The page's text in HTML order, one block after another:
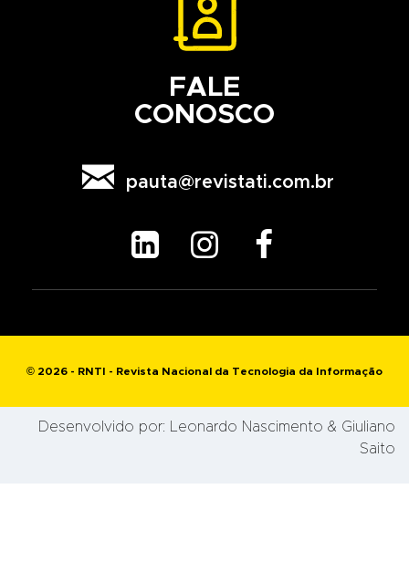
FALE
CONOSCO
 pauta@revistati.com.br
  
© 2026 - RNTI - Revista Nacional da Tecnologia da Informação
Desenvolvido por: Leonardo Nascimento & Giuliano
Saito